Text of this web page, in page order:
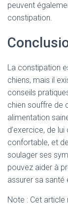
peuvent
constipation.
La constipation
chiens, mais il
conseils
chien souffre de
alimentation
d’exercice, de
confortable, et
soulager ses
pouvez aider à
assurer sa santé
Note : Cet